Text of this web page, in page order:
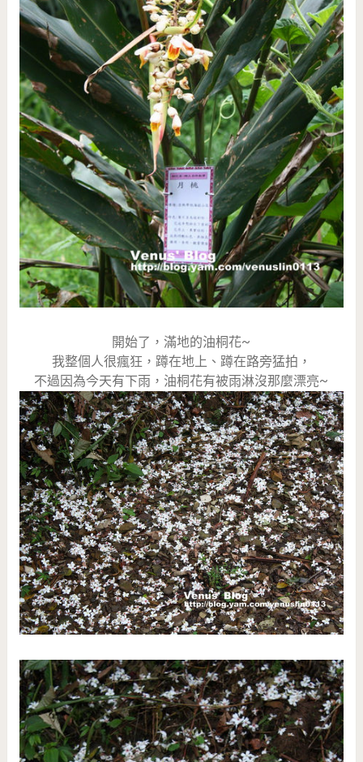
開始了，滿地的油桐花~
我整個人很瘋狂，蹲在地上、蹲在路旁猛拍，
不過因為今天有下雨，油桐花有被雨淋沒那麼漂亮~